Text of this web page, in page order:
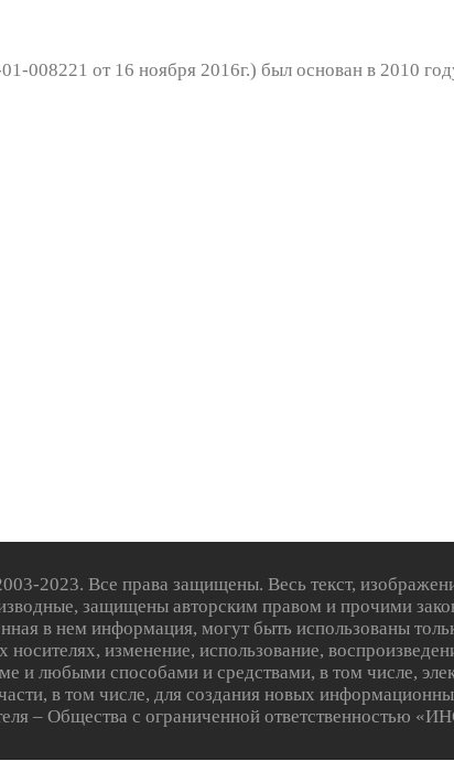
008221 от 16 ноября 2016г.) был основан в 2010
права защищены. Весь текст, изображения,
защищены авторским правом и прочими
в нем информация, могут быть использованы
изменение, использование,
и любыми способами и средствами, в том числе,
в том числе, для создания новых
– Общества с ограниченной